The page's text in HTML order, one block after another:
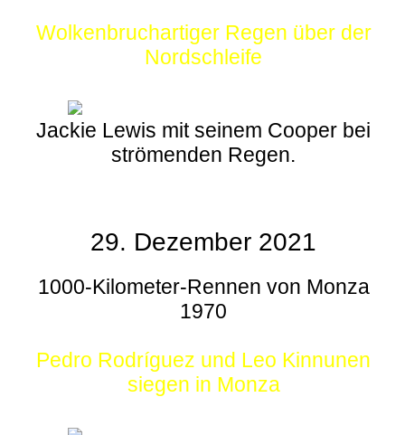
Wolkenbruchartiger Regen über der
Nordschleife
Jackie Lewis mit seinem Cooper bei
strömenden Regen.
29. Dezember 2021
1000-Kilometer-Rennen von Monza
1970
Pedro Rodríguez und Leo Kinnunen
siegen in Monza